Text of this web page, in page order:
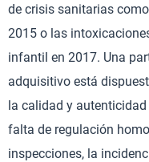
de crisis sanitarias
2015 o las
infantil en 2017. Una
adquisitivo está
la calidad y
falta de regulación
inspecciones, la